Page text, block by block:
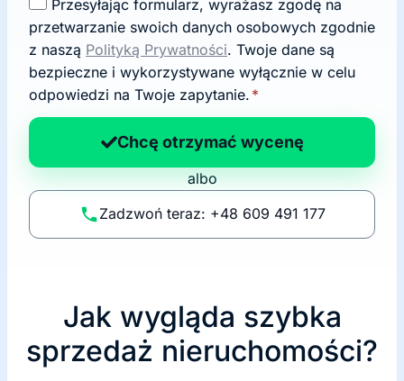
g
o
d
a
n
p
li
t
przetwarzanie swoich danych osobowych zgodnie
z naszą Polityką Prywatności. Twoje dane są
bezpieczne i wykorzystywane wyłącznie w celu
odpowiedzi na Twoje zapytanie. *
Chcę otrzymać wycenę
albo
Zadzwoń teraz: +48 609 491 177
Jak wygląda szybka
sprzedaż nieruchomości?